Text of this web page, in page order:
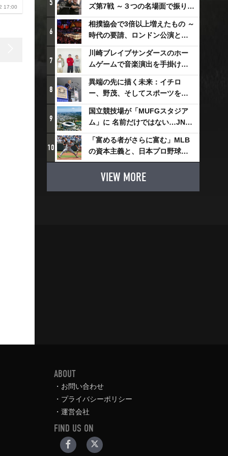
17:00 5
ズ第7戦 ～３つの名場面で振り返
る～
6
相撲協会で3倍以上増えたもの ～
時代の要請、ロンドン公演と古
式大相撲
7
川崎ブレイブサンダースのホー
ムゲームで音楽演出を手掛ける
スチャダラパーが川崎新！アリ
ーナシティ・プロジェクトを語
る 「楽しみでしかないでしょ。
川崎は、ずっと成長曲線だか
ら」
8
異端の先に描く未来：イチロ
ー、野茂、そしてスポーツを支
える科学界の挑戦
9
国立競技場が「MUFGスタジア
ム」に 名前だけではない…JNSE
とMUFGが“共創”し描く地域活
性化・社会価値創造の近未来図
とは
10
「富める者がさらに富む」MLB
の資本主義と、日本プロ野球が
踏み出せない一歩
VIEW MORE
ABOUT
お問い合わせ
プライバシーポリシー
運営会社
FIND US ON